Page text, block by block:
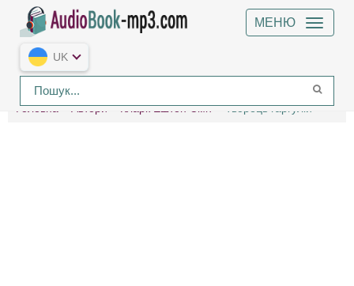
МЕНЮ
UK
Головна Автори Кларк Ештон Сміт Творець гаргулій